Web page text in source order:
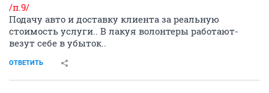
/п.9/
Подачу авто и доставку клиента за реальную
стоимость услуги.. В лакуя волонтеры работают-
везут себе в убыток..
ОТВЕТИТЬ